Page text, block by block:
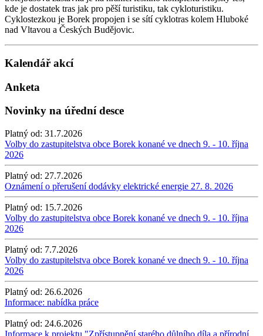
kde je dostatek tras jak pro pěší turistiku, tak cykloturistiku.
Cyklostezkou je Borek propojen i se sítí cyklotras kolem Hluboké
nad Vltavou a Českých Budějovic.
Kalendář akcí
Anketa
Novinky na úřední desce
Platný od: 31.7.2026
Volby do zastupitelstva obce Borek konané ve dnech 9. - 10. října
2026
Platný od: 27.7.2026
Oznámení o přerušení dodávky elektrické energie 27. 8. 2026
Platný od: 15.7.2026
Volby do zastupitelstva obce Borek konané ve dnech 9. - 10. října
2026
Platný od: 7.7.2026
Volby do zastupitelstva obce Borek konané ve dnech 9. - 10. října
2026
Platný od: 26.6.2026
Informace: nabídka práce
Platný od: 24.6.2026
Informace k projektu "Zpřístupnění starého důlního díla a přírodní